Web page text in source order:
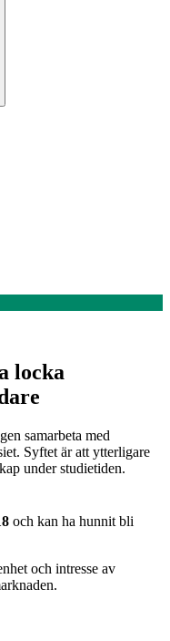
locka
samarbeta med
Syftet är att ytterligare
under studietiden.
och kan ha hunnit bli
och intresse av